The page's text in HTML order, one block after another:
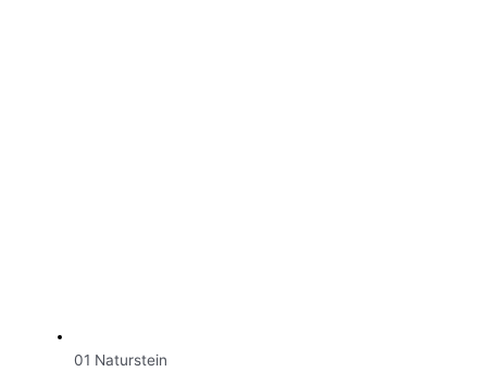
01 Naturstein